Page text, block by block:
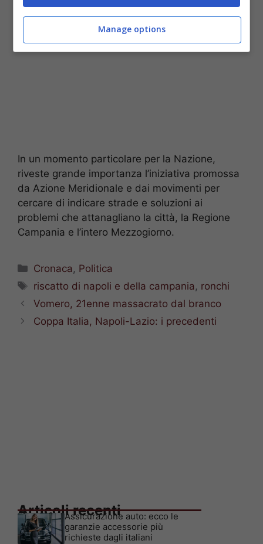
In un momento particolare per la Nazione,
riveste grande importanza l’iniziativa promossa
da Azione Meridionale e dai movimenti per
cercare di indicare strade e soluzioni ai
problemi che attanagliano la città, la Regione
Campania e l’intero Mezzogiorno.
Categorie
Cronaca, Politica
Tag
riscatto di napoli e della campania, ronchi
Vomero, 21enne massacrato dal branco
Coppa Italia, Napoli-Lazio: i precedenti
Articoli recenti
Assicurazione auto: ecco le
garanzie accessorie più
richieste dagli italiani
Manage options